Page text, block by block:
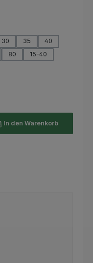
30 35
40
80
15-40
In den Warenkorb